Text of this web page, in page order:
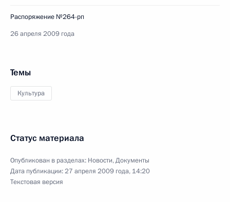
Распоряжение №264-рп
26 апреля 2009 года
Темы
Культура
Статус материала
Опубликован в разделах: Новости,Документы
Дата публикации:27 апреля 2009 года, 14:20
Текстовая версия